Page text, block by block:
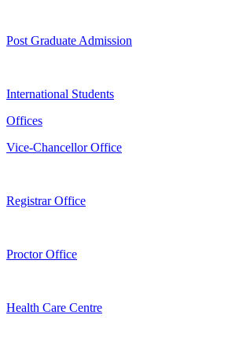
Post Graduate Admission
International Students
Offices
Vice-Chancellor Office
Registrar Office
Proctor Office
Health Care Centre